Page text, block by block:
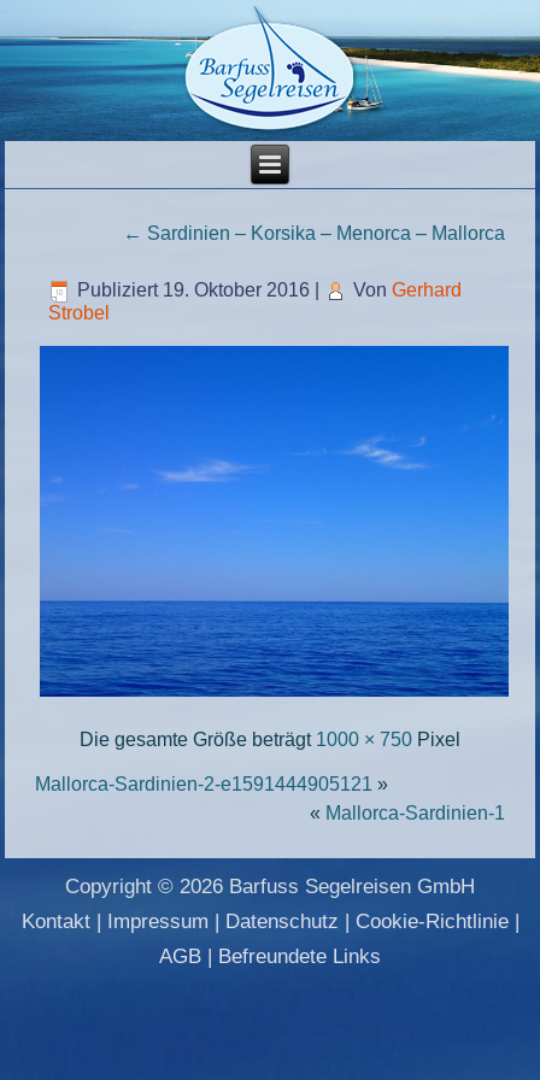
← Sardinien – Korsika – Menorca – Mallorca
Publiziert 19. Oktober 2016 Von Gerhard
Strobel
Die gesamte Größe beträgt 1000 × 750 Pixel
Mallorca-Sardinien-2-e1591444905121 »
« Mallorca-Sardinien-1
Copyright © 2026 Barfuss Segelreisen GmbH
Kontakt| Impressum Datenschutz Cookie-Richtlinie|
AGB
Befreundete Links